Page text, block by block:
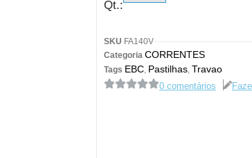
Qt.:
SKU FA140V
Categoria CORRENTES
Tags EBC Pastilhas Travao
0 comentários